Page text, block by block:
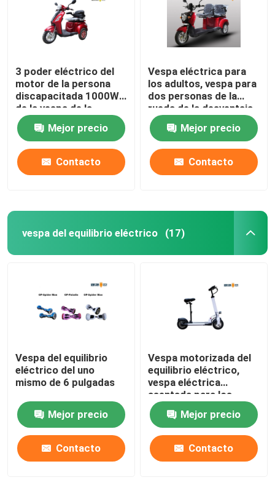
3 poder eléctrico del
motor de la persona
discapacitada 1000W
de la vespa de la
movilidad de la gama
larga de la rueda
Mejor precio
Contacto
Vespa eléctrica para
los adultos, vespa para
dos personas de la
rueda de la desventaja
3 de la movilidad
Mejor precio
Contacto
vespa del equilibrio eléctrico (17)
Vespa del equilibrio
eléctrico del uno
mismo de 6 pulgadas
Mejor precio
Contacto
Vespa motorizada del
equilibrio eléctrico,
vespa eléctrica
asentada para los
adultos
Mejor precio
Contacto